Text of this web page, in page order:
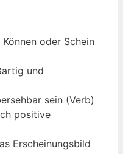
Können oder Schein
und
sein (Verb)
positive
Erscheinungsbild